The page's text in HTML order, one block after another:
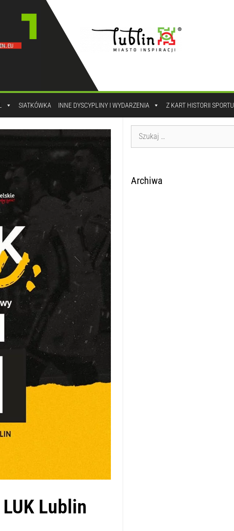
SIATKÓWKA INNE DYSCYPLINY I WYDARZENIA Z KART HISTORII SPORTU
Lublin
Archiwa